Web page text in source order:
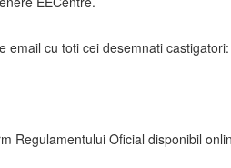
email cu toti cei desemnati castigatori:
Regulamentului Oficial disponibil